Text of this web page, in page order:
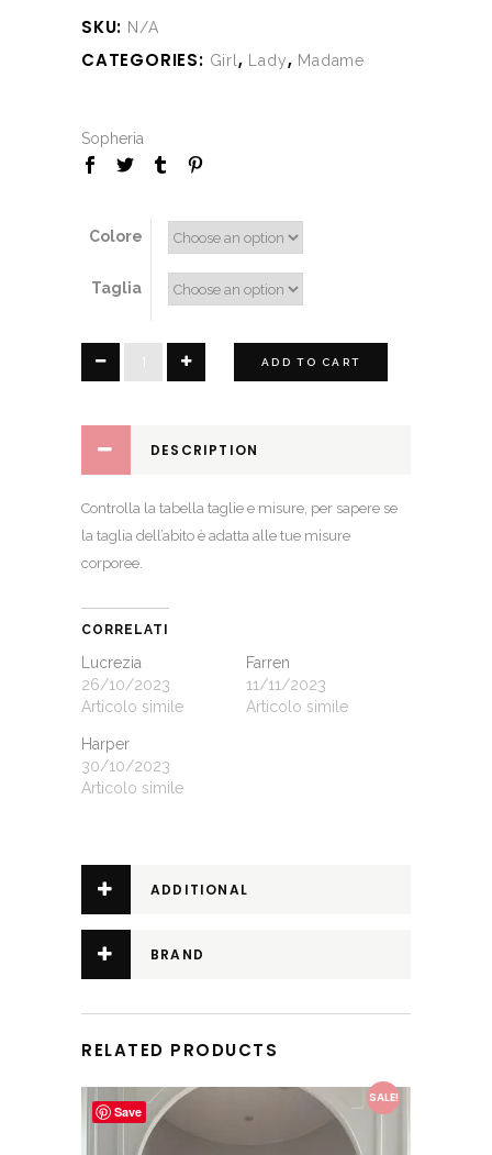
SKU: N/A
CATEGORIES: Girl, Lady, Madame
Sopheria
Colore
Taglia
dori
quantity
ADD TO CART
DESCRIPTION
Controlla la tabella taglie e misure, per sapere se
la taglia dell’abito è adatta alle tue misure
corporee.
CORRELATI
Lucrezia
26/10/2023
Articolo simile
Farren
11/11/2023
Articolo simile
Harper
30/10/2023
Articolo simile
ADDITIONAL
BRAND
RELATED PRODUCTS
Save
SALE!
This product has multiple variants. The options may be chosen on the product page